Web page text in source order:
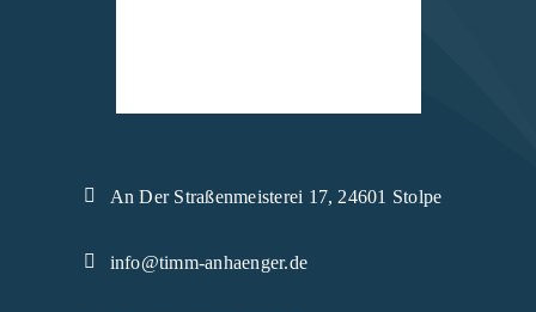
An Der Straßenmeisterei 17, 24601 Stolpe
info@timm-anhaenger.de